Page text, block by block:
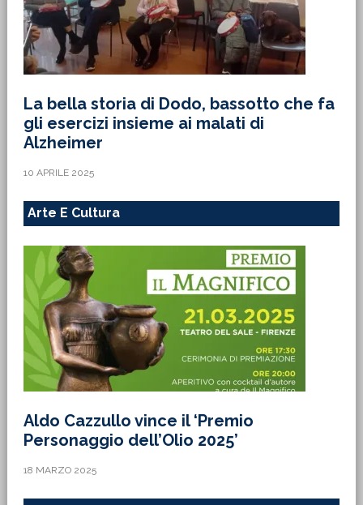
La bella storia di Dodo, bassotto che fa
gli esercizi insieme ai malati di
Alzheimer
10 APRILE 2025
Arte E Cultura
Aldo Cazzullo vince il ‘Premio
Personaggio dell’Olio 2025’
18 MARZO 2025